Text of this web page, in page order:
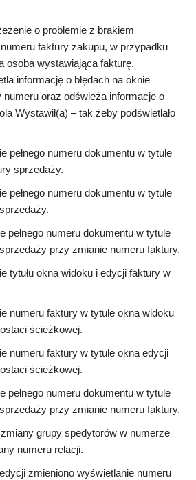
o problemie z brakiem
faktury zakupu, w przypadku
osoba wystawiająca fakturę.
informację o błędach na oknie
oraz odświeża informacje o
Wystawił(a) – tak żeby podświetlało
pełnego numeru dokumentu w tytule
sprzedaży.
pełnego numeru dokumentu w tytule
pełnego numeru dokumentu w tytule
przy zmianie numeru faktury.
tytułu okna widoku i edycji faktury w
numeru faktury w tytule okna widoku
ścieżkowej.
numeru faktury w tytule okna edycji
ścieżkowej.
pełnego numeru dokumentu w tytule
przy zmianie numeru faktury.
grupy spedytorów w numerze
numeru relacji.
zmieniono wyświetlanie numeru